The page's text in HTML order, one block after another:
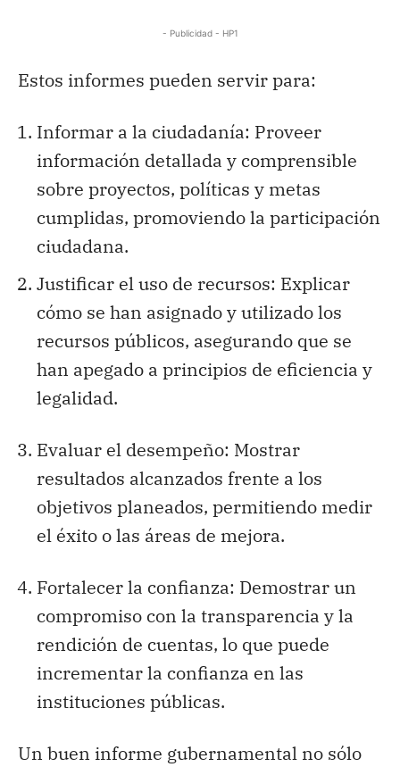
- Publicidad - HP1
Estos informes pueden servir para:
Informar a la ciudadanía: Proveer
información detallada y comprensible
sobre proyectos, políticas y metas
cumplidas, promoviendo la participación
ciudadana.
Justificar el uso de recursos: Explicar
cómo se han asignado y utilizado los
recursos públicos, asegurando que se
han apegado a principios de eficiencia y
legalidad.
Evaluar el desempeño: Mostrar
resultados alcanzados frente a los
objetivos planeados, permitiendo medir
el éxito o las áreas de mejora.
Fortalecer la confianza: Demostrar un
compromiso con la transparencia y la
rendición de cuentas, lo que puede
incrementar la confianza en las
instituciones públicas.
Un buen informe gubernamental no sólo